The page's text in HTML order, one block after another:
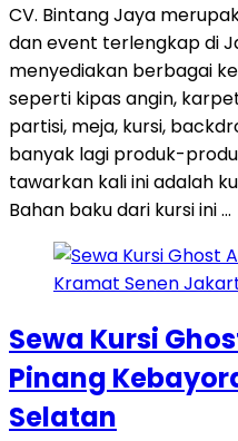
CV. Bintang Jaya
dan event terlengkap di
menyediakan berbagai
seperti kipas angin,
partisi, meja, kursi,
banyak lagi produk-
tawarkan kali ini adalah
Bahan baku dari kursi ini …
Sewa Kursi
Pinang
Selatan